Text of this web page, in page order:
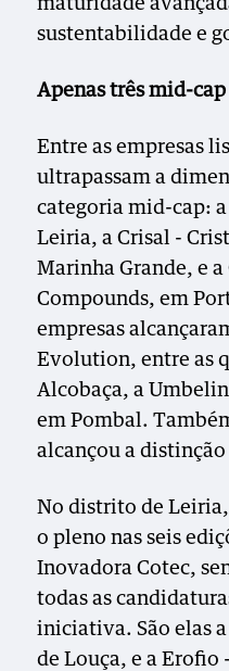
maturidade
sustentabilidade e
Apenas três mid-
Entre as empresas
ultrapassam a
categoria mid-cap:
Leiria, a Crisal -
Marinha Grande, e
Compounds, em
empresas
Evolution, entre as
Alcobaça, a
em Pombal.
alcançou a
No distrito de
o pleno nas seis
Inovadora Cotec,
todas as
iniciativa. São elas
de Louça, e a Erofio